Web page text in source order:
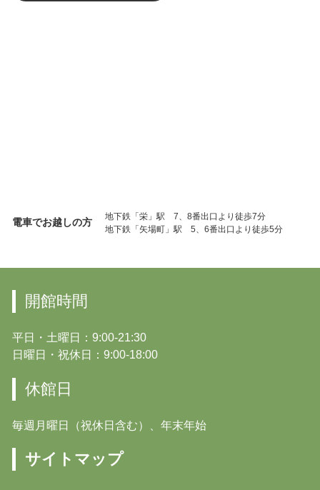
電車でお越しの方
地下鉄「栄」駅 7、8番出口より徒歩7分
地下鉄「矢場町」駅 5、6番出口より徒歩5分
開館時間
平日・土曜日：9:00-21:30
日曜日・祝休日：9:00-18:00
休館日
毎週月曜日（祝休日含む）、年末年始
サイトマップ